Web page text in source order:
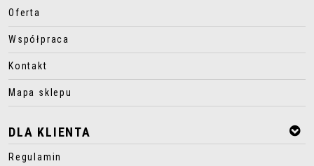
Oferta
Współpraca
Kontakt
Mapa sklepu
DLA KLIENTA
Regulamin